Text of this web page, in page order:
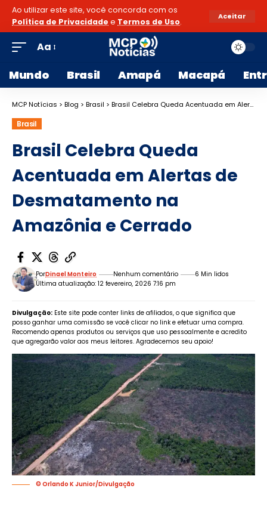
Ao utilizar este site, você concorda com os
Política de Privacidade e Termos de Uso.
Aceitar
Aa
Mundo Brasil Amapá Macapá
MCP Notícias > Blog > Brasil > Brasil Celebra Queda Acentuada em Alertas de Desmatamento na Amazônia e Cerrado
Brasil
Brasil Celebra Queda
Acentuada em Alertas de
Desmatamento na
Amazônia e Cerrado
Última atualização: 12 fevereiro, 2026 7:16 pm
PorDinael Monteiro Nenhum comentário 6 Min lidos
Divulgação: Este site pode conter links de afiliados, o que significa que
posso ganhar uma comissão se você clicar no link e efetuar uma compra.
Recomendo apenas produtos ou serviços que uso pessoalmente e acredito
que agregarão valor aos meus leitores. Agradecemos seu apoio!
© Orlando K Junior/Divulgação